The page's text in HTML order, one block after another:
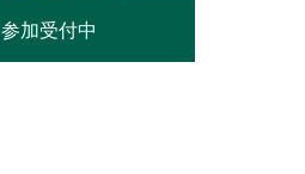
参加受付中